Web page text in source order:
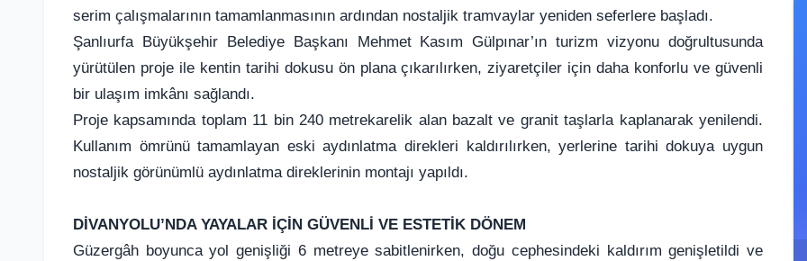
serim çalışmalarının tamamlanmasının ardından nostaljik tramvaylar yeniden seferlere başladı.
Şanlıurfa Büyükşehir Belediye Başkanı Mehmet Kasım Gülpınar’ın turizm vizyonu doğrultusunda
yürütülen proje ile kentin tarihi dokusu ön plana çıkarılırken, ziyaretçiler için daha konforlu ve güvenli
bir ulaşım imkânı sağlandı.
Proje kapsamında toplam 11 bin 240 metrekarelik alan bazalt ve granit taşlarla kaplanarak yenilendi.
Kullanım ömrünü tamamlayan eski aydınlatma direkleri kaldırılırken, yerlerine tarihi dokuya uygun
nostaljik görünümlü aydınlatma direklerinin montajı yapıldı.
DİVANYOLU’NDA YAYALAR İÇİN GÜVENLİ VE ESTETİK DÖNEM
Güzergâh boyunca yol genişliği 6 metreye sabitlenirken, doğu cephesindeki kaldırım genişletildi ve